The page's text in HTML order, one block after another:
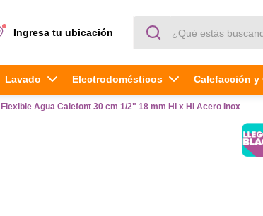
Ingresa tu ubicación
Lavado Electrodomésticos Calefacción y
Flexible Agua Calefont 30 cm 1/2" 18 mm HI x HI Acero Inox